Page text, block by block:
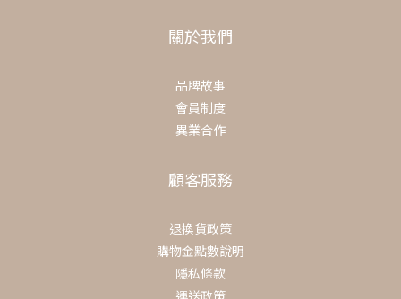
關於我們
品牌故事
會員制度
異業合作
顧客服務
退換貨政策
購物金點數說明
隱私條款